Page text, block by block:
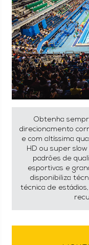
Obtenha
direcionamento
e com altíssima
HD ou super
padrões de
esportivas e
disponibiliza
técnica de